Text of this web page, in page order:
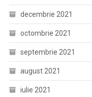
decembrie 2021
octombrie 2021
septembrie 2021
august 2021
iulie 2021